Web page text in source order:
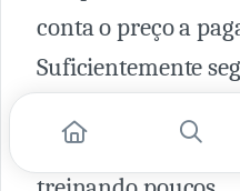
conta o preço a
Suficientemente
Amando a todos,